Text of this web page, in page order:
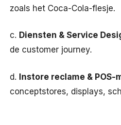
zoals het Coca-Cola-flesje.
c. Diensten & Service
de customer journey.
d. Instore reclame & POS-
conceptstores, displays,